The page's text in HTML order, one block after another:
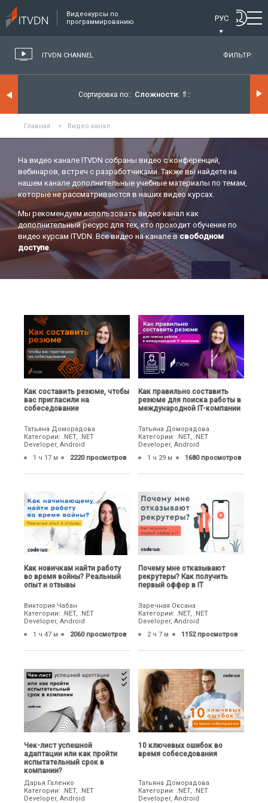
Видеокурсы по
программированию
РУС
ITVDN CHANNEL ФИЛЬТР:
Сортировка по: Сложности: ⇑
Главная > Видео канал
На видео канале ITVDN собраны видео с конференций,
вебинаров, встреч с разработчиками. Также вы найдете на
нашем канале дополнительные учебные материалы по темам,
которые не рассматриваются в наших видео курсах.
Мы рекомендуем использовать видео канал как
дополнительный ресурс для тех, кто проходит обучение по
видео курсам ITVDN. Все видео на канале всвободном
доступе.
Как составить резюме, чтобы
вас пригласили на
собеседование
Татьяна Доморадова
Категории: .NET, .NET
Developer, Android
1 ч 17 м
2220 просмотров
Как правильно составить
резюме для поиска работы в
международной IT-компании
Татьяна Доморадова
Категории: .NET, .NET
Developer, Android
1 ч 29 м
1680 просмотров
Как новичкам найти работу
во время войны? Реальный
опыт и отзывы
Виктория Чабан
Категории: .NET, .NET
Developer, Android
1 ч 47 м
2060 просмотров
Почему мне отказывают
рекрутеры? Как получить
первый оффер в IT
Заречная Оксана
Категории: .NET, .NET
Developer, Android
2 ч 7 м
1152 просмотров
Чек-лист успешной
адаптации или как пройти
испытательный срок в
компании?
Дарья Галенко
Категории: .NET, .NET
Developer, Android
10 ключевых ошибок во
время собеседования
Татьяна Доморадова
Категории: .NET, .NET
Developer, Android